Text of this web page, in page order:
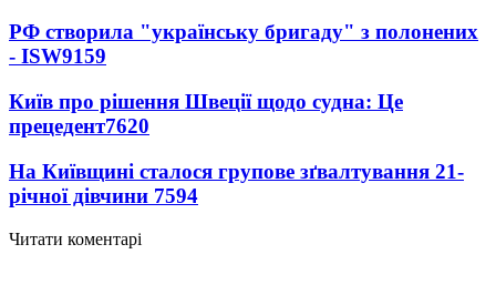
РФ створила "українську бригаду" з полонених
- ISW9159
Київ про рішення Швеції щодо судна: Це
прецедент7620
На Київщині сталося групове зґвалтування 21-
річної дівчини 7594
Читати коментарі